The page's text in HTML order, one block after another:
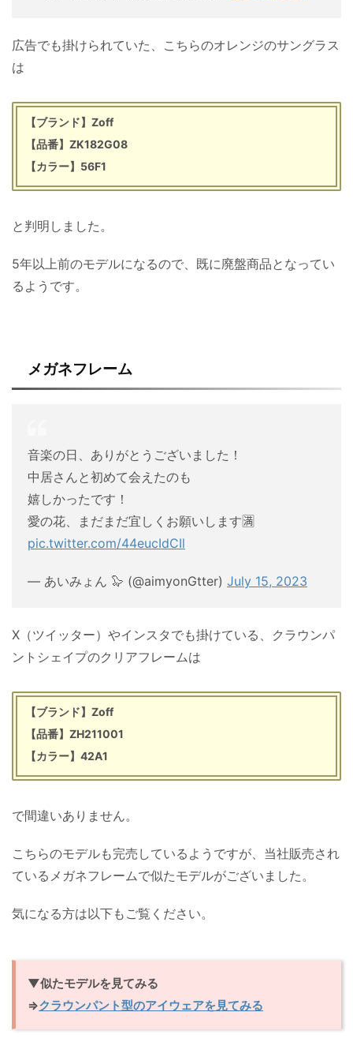
広告でも掛けられていた、こちらのオレンジのサングラス
は
【ブランド】Zoff
【品番】ZK182G08
【カラー】56F1
と判明しました。
5年以上前のモデルになるので、既に廃盤商品となってい
るようです。
メガネフレーム
音楽の日、ありがとうございました！
中居さんと初めて会えたのも
嬉しかったです！
愛の花、まだまだ宜しくお願いします🈵
pic.twitter.com/44eucIdCIl
— あいみょん 🦭 (@aimyonGtter) July 15, 2023
X（ツイッター）やインスタでも掛けている、クラウンパ
ントシェイプのクリアフレームは
【ブランド】Zoff
【品番】ZH211001
【カラー】42A1
で間違いありません。
こちらのモデルも完売しているようですが、当社販売され
ているメガネフレームで似たモデルがございました。
気になる方は以下もご覧ください。
▼似たモデルを見てみる
⇒クラウンパント型のアイウェアを見てみる